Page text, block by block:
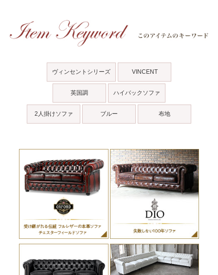
ヴィンセントシリーズ VINCENT
英国調 ハイバックソファ
2人掛けソファ ブルー 布地